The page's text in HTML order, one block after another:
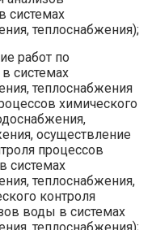
системах
теплоснабжения);
работ по
системах
теплоснабжения
химического
осуществление
процессов
системах
теплоснабжения,
контроля
воды в системах